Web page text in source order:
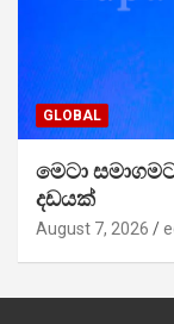
GLOBAL
මෙටා
දඩයක්
August 7, 2026